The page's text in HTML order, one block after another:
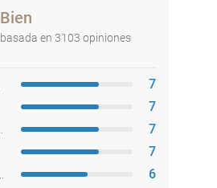
Bien
basada en 3103 opiniones
7
7
7
7
6